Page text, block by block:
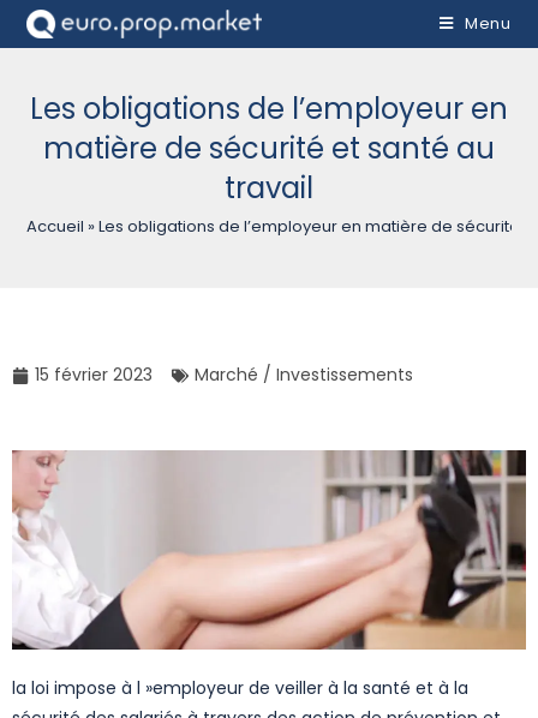
Menu
Les obligations de l’employeur en
matière de sécurité et santé au
travail
Accueil »Les obligations de l’employeur en matière de sécurité
15 février 2023 Marché / Investissements
la loi impose à l »employeur de veiller à la santé et à la